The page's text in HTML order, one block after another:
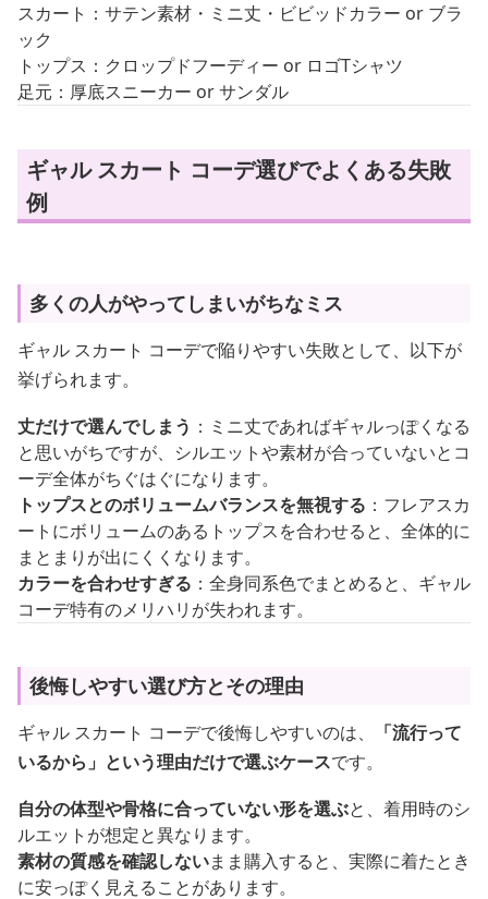
スカート：サテン素材・ミニ丈・ビビッドカラー or ブラ
ック
トップス：クロップドフーディー or ロゴTシャツ
足元：厚底スニーカー or サンダル
ギャル スカート コーデ選びでよくある失敗
例
多くの人がやってしまいがちなミス
ギャル スカート コーデで陥りやすい失敗として、以下が
挙げられます。
丈だけで選んでしまう ：ミニ丈であればギャルっぽくなる
と思いがちですが、シルエットや素材が合っていないとコ
ーデ全体がちぐはぐになります。
トップスとのボリュームバランスを無視する ：フレアスカ
ートにボリュームのあるトップスを合わせると、全体的に
まとまりが出にくくなります。
カラーを合わせすぎる ：全身同系色でまとめると、ギャル
コーデ特有のメリハリが失われます。
後悔しやすい選び方とその理由
ギャル スカート コーデで後悔しやすいのは、
「流行って
いるから」という理由だけで選ぶケースです。
自分の体型や骨格に合っていない形を選ぶと、着用時のシ
ルエットが想定と異なります。
素材の質感を確認しないまま購入すると、実際に着たとき
に安っぽく見えることがあります。